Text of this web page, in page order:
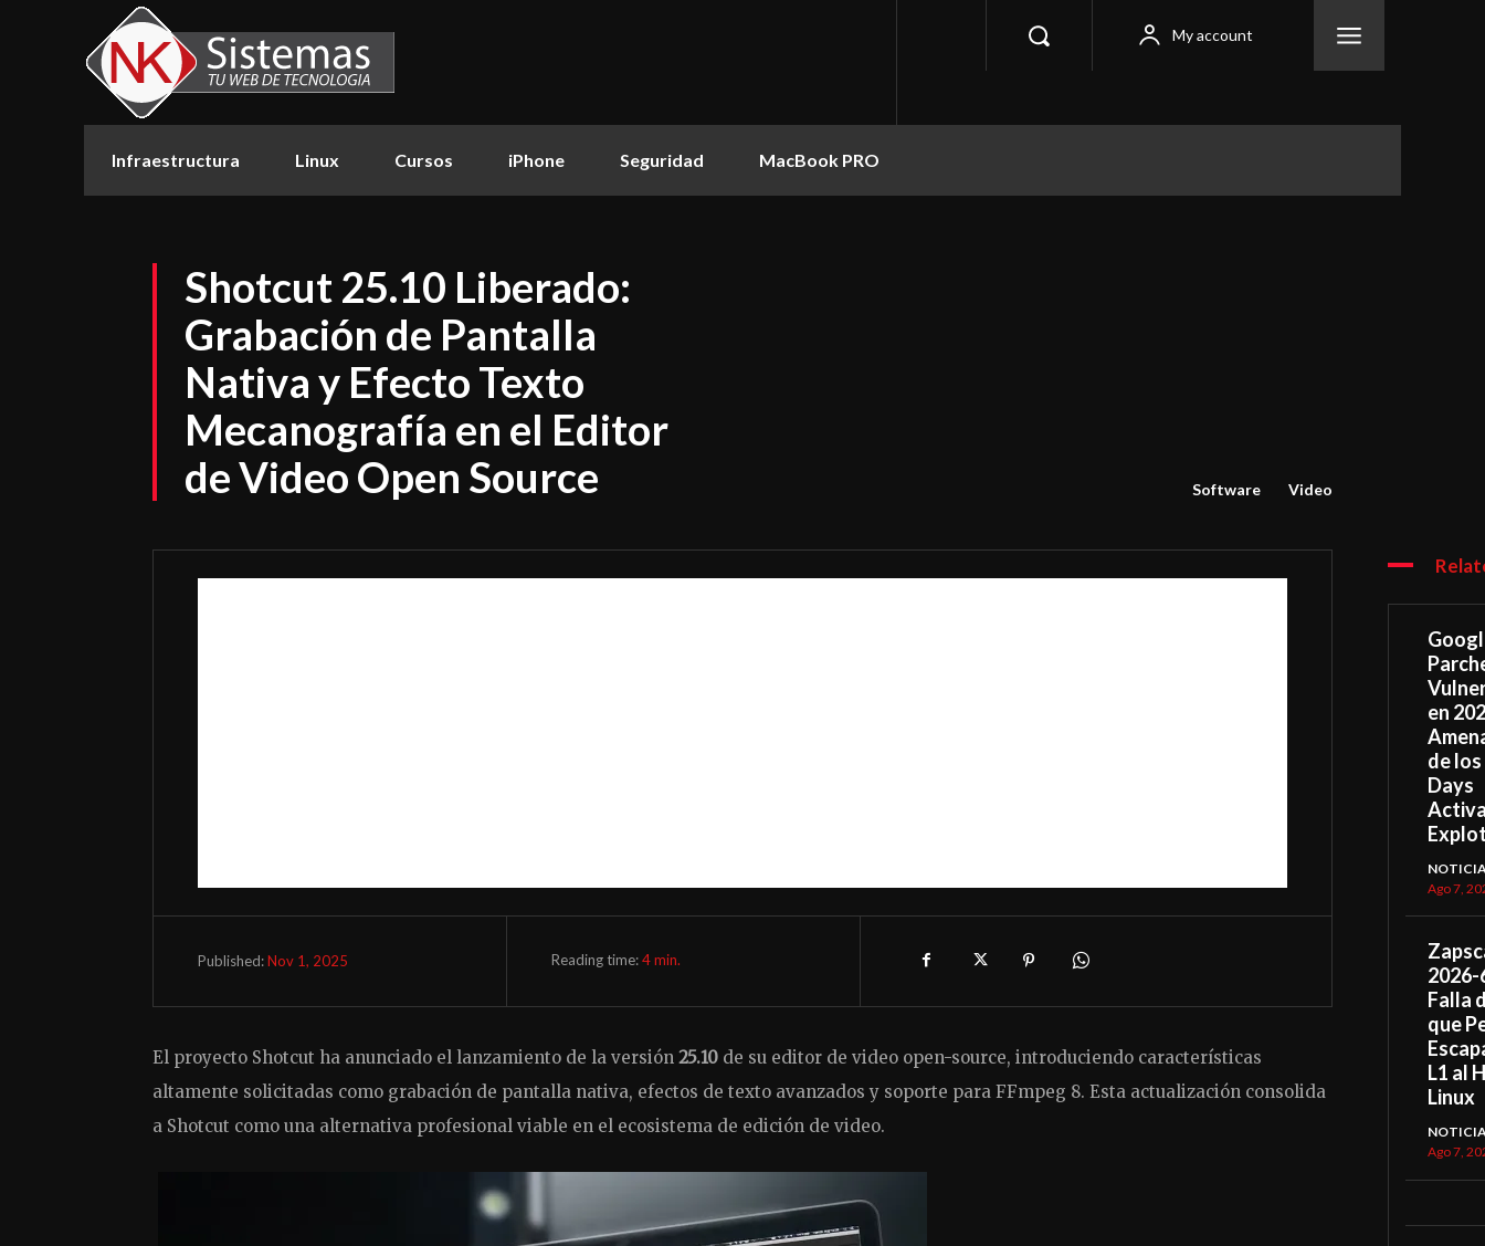
My account
Infraestructura Linux Cursos iPhone Seguridad MacBook PRO
Shotcut 25.10 Liberado:
Grabación de Pantalla
Nativa y Efecto Texto
Mecanografía en el Editor
de Video Open Source
Software Video
Published:Nov 1, 2025 Reading time:4min.
El proyecto Shotcut ha anunciado el lanzamiento de la versión 25.10 de su editor de video open-source, introduciendo características
altamente solicitadas como grabación de pantalla nativa, efectos de texto avanzados y soporte para FFmpeg 8. Esta actualización consolida
a Shotcut como una alternativa profesional viable en el ecosistema de edición de video.
en
de
Days
Ago 7,
2026-
Falla
que
L1 al
Linux
Ago 7,